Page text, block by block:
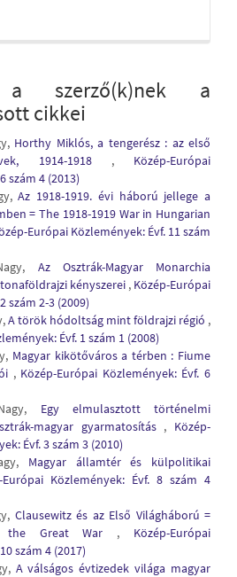
a szerző(k)nek a
cikkei
Horthy Miklós, a tengerész : az első
1914-1918 , Közép-Európai
szám 4 (2013)
Az 1918-1919. évi háború jellege a
= The 1918-1919 War in Hungarian
Európai Közlemények: Évf. 11 szám
Az Osztrák-Magyar Monarchia
kényszerei , Közép-Európai
szám 2-3 (2009)
A török hódoltság mint földrajzi régió ,
Évf. 1 szám 1 (2008)
Magyar kikötőváros a térben : Fiume
, Közép-Európai Közlemények: Évf. 6
Egy elmulasztott történelmi
magyar gyarmatosítás , Közép-
Évf. 3 szám 3 (2010)
Magyar államtér és külpolitikai
Európai Közlemények: Évf. 8 szám 4
Clausewitz és az Első Világháború =
the Great War , Közép-Európai
szám 4 (2017)
A válságos évtizedek világa magyar